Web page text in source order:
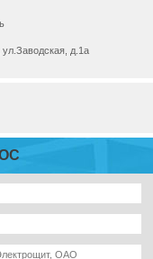
д.1а